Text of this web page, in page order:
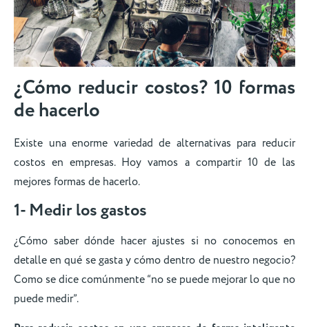
¿Cómo reducir costos? 10 formas
de hacerlo
Existe una enorme variedad de alternativas para reducir
costos en empresas. Hoy vamos a compartir 10 de las
mejores formas de hacerlo.
1- Medir los gastos
¿Cómo saber dónde hacer ajustes si no conocemos en
detalle en qué se gasta y cómo dentro de nuestro negocio?
Como se dice comúnmente “no se puede mejorar lo que no
puede medir”.